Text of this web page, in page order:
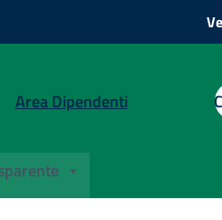
Area Dipendenti